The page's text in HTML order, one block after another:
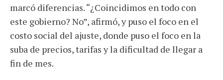
marcó diferencias. “¿Coincidimos en todo con
este gobierno? No”, afirmó, y puso el foco en el
costo social del ajuste, donde puso el foco en la
suba de precios, tarifas y la dificultad de llegar a
fin de mes.